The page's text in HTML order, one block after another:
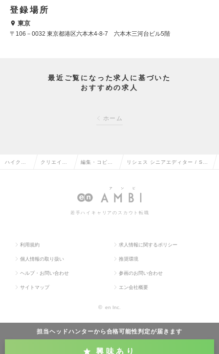
登録場所
東京
〒106－0032 東京都港区六本木4-8-7 六本木三河台ビル5階
最近ご覧になった求人に基づいた
おすすめの求人
ホーム
担当ヘッドハンターから合格可能性判定が届きます
興味あり
ハイクラ クリエイテ 編集・コピー
職
リシェス シニアエディター / Se
報
若手ハイキャリアのスカウト転職
利用規約 求人情報に関するポリシー
個人情報の取り扱い 推奨環境
ヘルプ・お問い合わせ 参画のお問い合わせ
サイトマップ エン会社概要
© en Inc.